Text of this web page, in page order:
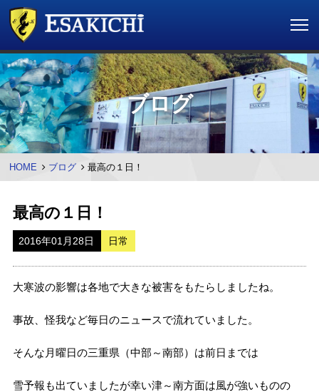
ブログ
HOME ブログ 最高の１日！
最高の１日！
2016年01月28日 日常
大寒波の影響は各地で大きな被害をもたらしましたね。
事故、怪我など毎日のニュースで流れていました。
そんな月曜日の三重県（中部～南部）は前日までは
雪予報も出ていましたが幸い津～南方面は風が強いものの